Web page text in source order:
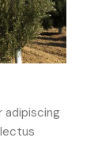
adipiscing